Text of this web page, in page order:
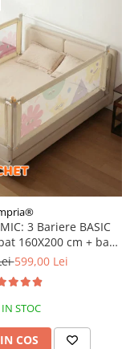
3 Bariere BASIC
160X200 cm + bara
599,00 Lei
IN STOC
COS